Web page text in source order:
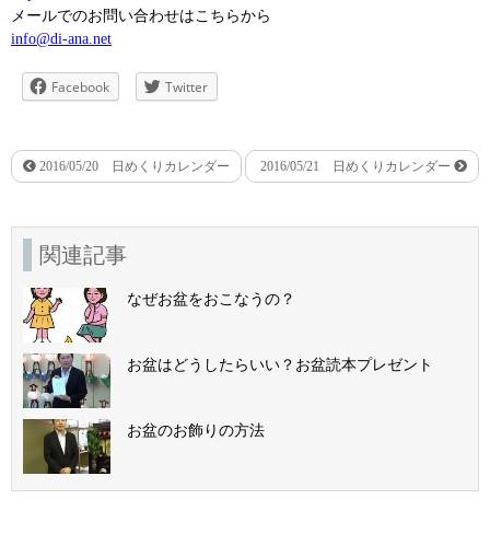
メールでのお問い合わせはこちらから
info@di-ana.net
Facebook Twitter
2016/05/20 日めくりカレンダー 2016/05/21 日めくりカレンダー
関連記事
なぜお盆をおこなうの？
お盆はどうしたらいい？お盆読本プレゼント
お盆のお飾りの方法